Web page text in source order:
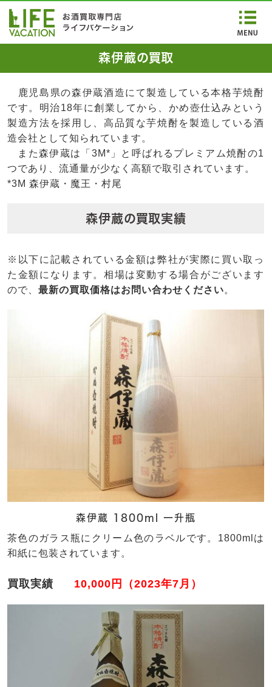
森伊蔵の買取
鹿児島県の森伊蔵酒造にて製造している本格芋焼酎
です。明治18年に創業してから、かめ壺仕込みという
製造方法を採用し、高品質な芋焼酎を製造している酒
造会社として知られています。
また森伊蔵は「3M*」と呼ばれるプレミアム焼酎の1
つであり、流通量が少なく高額で取引されています。
*3M 森伊蔵・魔王・村尾
森伊蔵の買取実績
※以下に記載されている金額は弊社が実際に買い取っ
た金額になります。相場は変動する場合がございます
ので、 最新の買取価格はお問い合わせください。
森伊蔵 1800ml 一升瓶
茶色のガラス瓶にクリーム色のラベルです。1800mlは
和紙に包装されています。
買取実績 10,000円（2023年7月）